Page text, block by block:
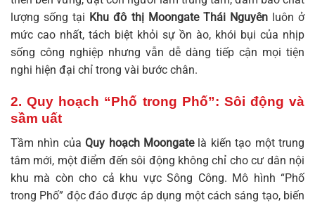
lượng sống tại Khu đô thị Moongate Thái Nguyênluôn ở
mức cao nhất, tách biệt khỏi sự ồn ào, khói bụi của nhịp
sống công nghiệp nhưng vẫn dễ dàng tiếp cận mọi tiện
nghi hiện đại chỉ trong vài bước chân.
2. Quy hoạch “Phố trong Phố”: Sôi động và
sầm uất
Tầm nhìn củaQuy hoạch Moongatelà kiến tạo một trung
tâm mới, một điểm đến sôi động không chỉ cho cư dân nội
khu mà còn cho cả khu vực Sông Công. Mô hình “Phố
trong Phố” độc đáo được áp dụng một cách sáng tạo, biến